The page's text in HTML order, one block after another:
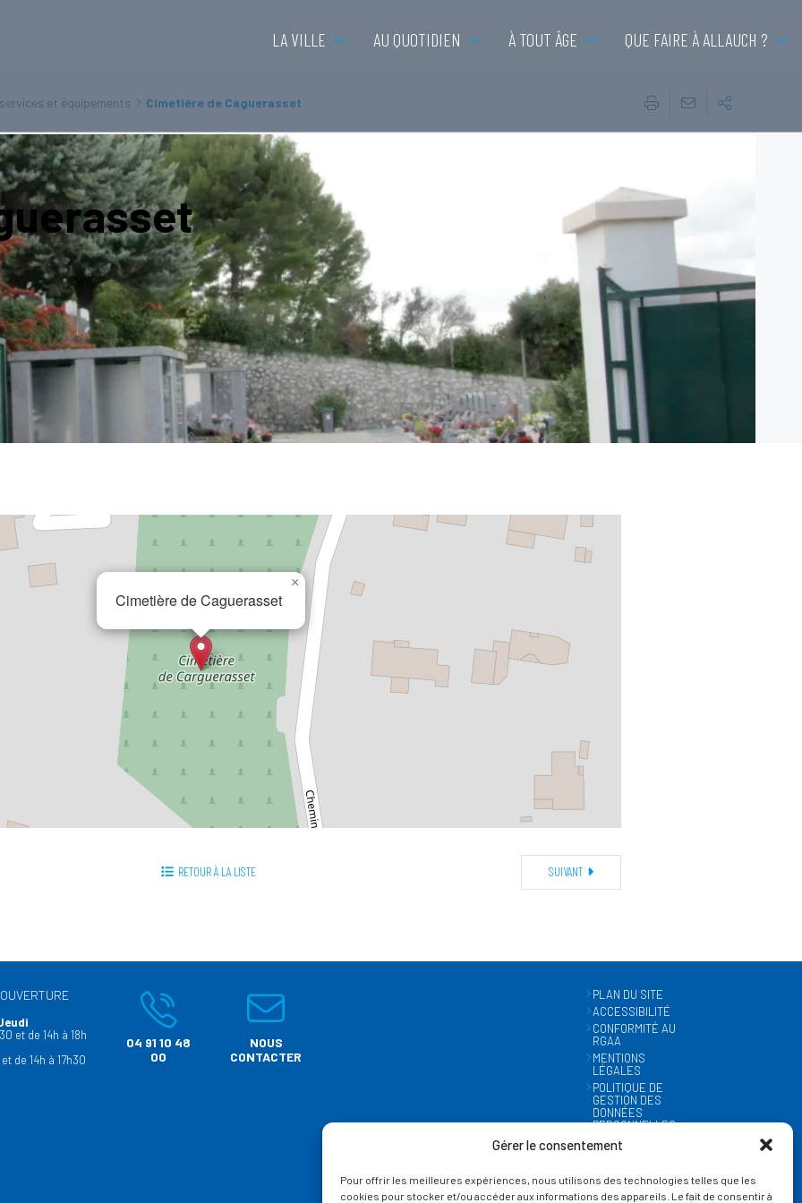
Gérer le consentement
Pour offrir les meilleures expériences, nous utilisons des technologies telles que les
cookies pour stocker et/ou accéder aux informations des appareils. Le fait de consentir à
LA VILLE AU QUOTIDIEN À TOUT ÂGE QUE FAIRE À ALLAUCH ?
et équipements Cimetière de Caguerasset
Cimetière de Caguerasset
×
RETOUR À LA LISTE SUIVANT
et de 14h à 18h
de 14h à 17h30
04 91 10 48
00
NOUS
CONTACTER
PLAN DU SITE
ACCESSIBILITÉ
CONFORMITÉ AU
RGAA
MENTIONS
LÉGALES
POLITIQUE DE
GESTION DES
DONNÉES
PERSONNELLES
MÉTÉO